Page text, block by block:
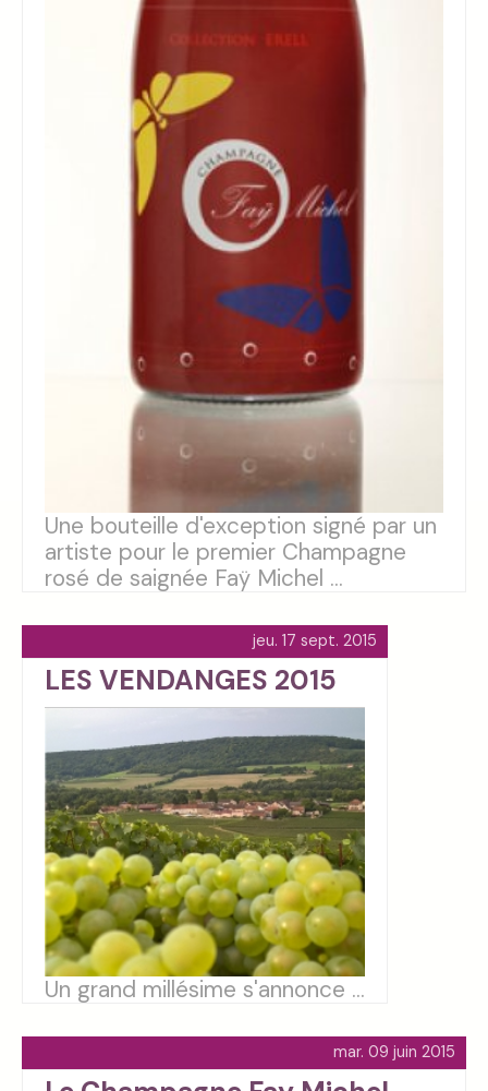
Une bouteille d'exception signé par un
artiste pour le premier Champagne
rosé de saignée Faÿ Michel ...
jeu. 17 sept. 2015
LES VENDANGES 2015
Un grand millésime s'annonce ...
mar. 09 juin 2015